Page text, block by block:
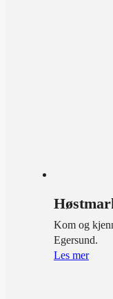
Kom og
Egersund.
Les mer